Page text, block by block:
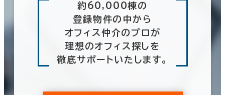
約60,000棟の
登録物件の中から
オフィス仲介のプロが
理想のオフィス探しを
徹底サポートいたします。